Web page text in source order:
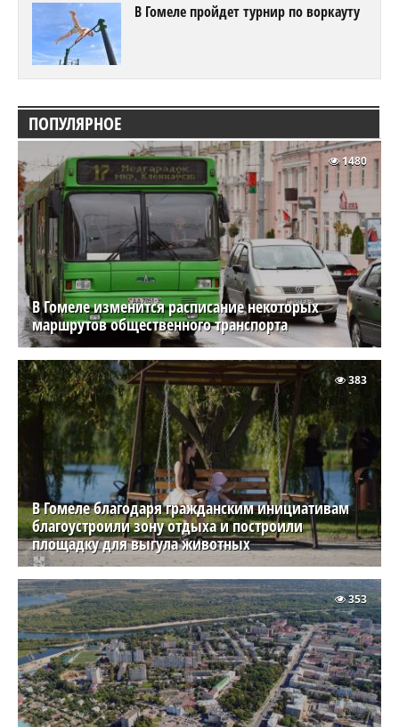
В Гомеле пройдет турнир по воркауту
ПОПУЛЯРНОЕ
В Гомеле изменится расписание некоторых
маршрутов общественного транспорта
1480
В Гомеле благодаря гражданским инициативам
благоустроили зону отдыха и построили
площадку для выгула животных
383
353